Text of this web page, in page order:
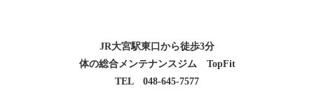
JR大宮駅東口から徒歩3分
体の総合メンテナンスジム TopFit
TEL 048-645-7577